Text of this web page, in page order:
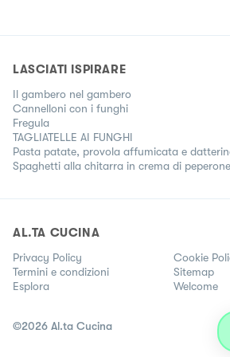
LASCIATI ISPIRARE
Il gambero nel gambero
Cannelloni con i funghi
Fregula
TAGLIATELLE AI FUNGHI
Pasta patate, provola affumicata e
Spaghetti alla chitarra in crema di
AL.TA CUCINA
Privacy Policy
Cookie
Termini e condizioni
Sitemap
Esplora
Welcome
©2026 Al.ta Cucina